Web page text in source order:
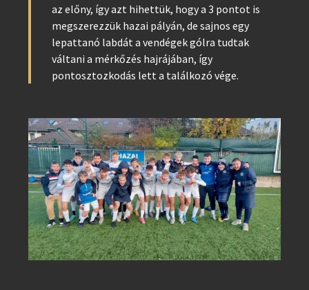
az előny, így azt hihettük, hogy a 3 pontot is
megszerezzük hazai pályán, de sajnos egy
lepattanó labdát a vendégek gólra tudtak
váltani a mérkőzés hajrájában, így
pontosztozkodás lett a találkozó vége.